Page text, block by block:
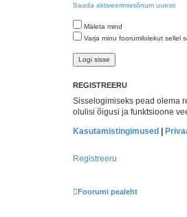
Saada aktiveerimissõnum uuesti
Mäleta mind
Varja minu foorumilolekut sellel
REGISTREERU
Sisselogimiseks pead olema
olulisi õigusi ja funktsioone
Kasutamistingimused
Registreeru
Foorumi pealeht